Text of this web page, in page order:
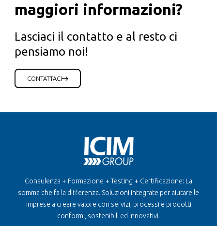
maggiori informazioni?
Lasciaci il contatto e al resto ci
pensiamo noi!
CONTATTACI
Consulenza + Formazione + Testing + Certificazione: La
somma che fa la differenza. Soluzioni integrate per aiutare le
imprese a creare valore con servizi, processi e prodotti
conformi, sostenibili ed innovativi.